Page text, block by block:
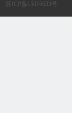
苏ICP备15016633号